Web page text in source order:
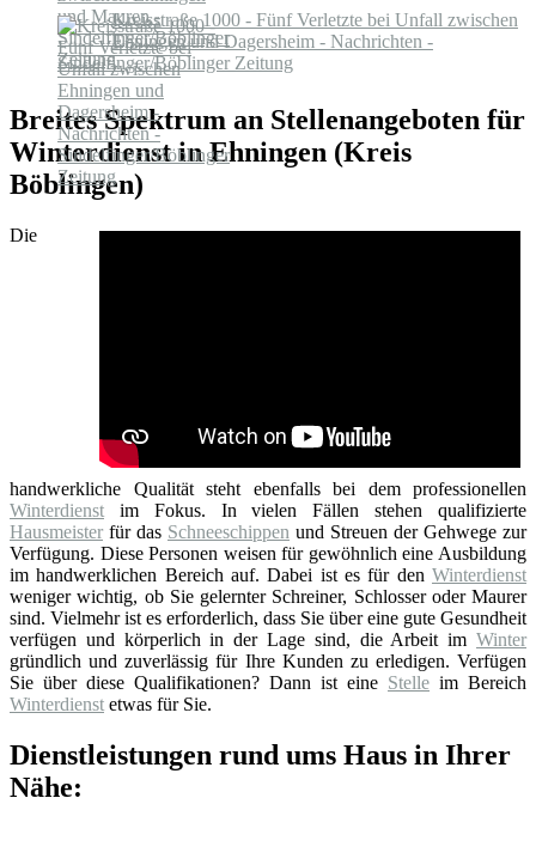
Kreisstraße 1000 - Fünf Verletzte bei Unfall zwischen
Ehningen und Dagersheim - Nachrichten -
Sindelfinger/Böblinger Zeitung
Breites Spektrum an Stellenangeboten für
Winterdienst in Ehningen (Kreis
Böblingen)
Die
handwerkliche Qualität steht ebenfalls bei dem professionellen
Winterdienst im Fokus. In vielen Fällen stehen qualifizierte
Hausmeister für das Schneeschippen und Streuen der Gehwege zur
Verfügung. Diese Personen weisen für gewöhnlich eine Ausbildung
im handwerklichen Bereich auf. Dabei ist es für den Winterdienst
weniger wichtig, ob Sie gelernter Schreiner, Schlosser oder Maurer
sind. Vielmehr ist es erforderlich, dass Sie über eine gute Gesundheit
verfügen und körperlich in der Lage sind, die Arbeit im Winter
gründlich und zuverlässig für Ihre Kunden zu erledigen. Verfügen
Sie über diese Qualifikationen? Dann ist eine Stelle im Bereich
Winterdienst etwas für Sie.
Dienstleistungen rund ums Haus in Ihrer
Nähe: